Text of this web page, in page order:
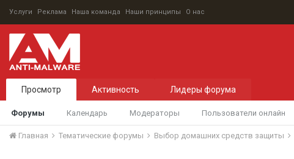
Услуги Реклама Наша команда Наши принципы О нас
Просмотр
Форумы Календарь Модераторы Пользователи онлайн
Активность Лидеры форума
Главная Тематические форумы Выбор домашних средств защиты